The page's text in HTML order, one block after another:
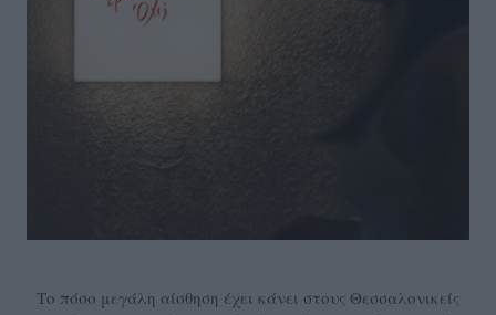
Το πόσο μεγάλη αίσθηση έχει κάνει στους Θεσσαλονικείς